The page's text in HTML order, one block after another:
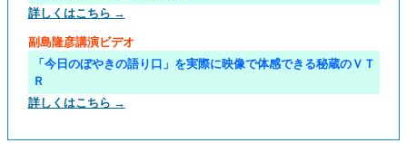
詳しくはこちら →
副島隆彦講演ビデオ
「今日のぼやきの語り口」を実際に映像で体感できる秘蔵のＶＴ
Ｒ
詳しくはこちら →